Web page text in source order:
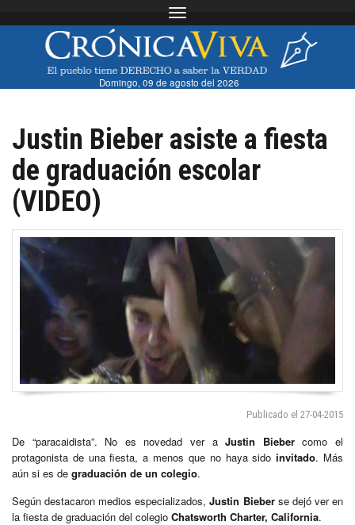
Toggle navigation
Domingo, 09 de agosto del 2026
Justin Bieber asiste a fiesta
de graduación escolar
(VIDEO)
Publicado el 27-04-2015
De “paracaidista”. No es novedad ver aJustin Biebercomo el
protagonista de una fiesta, a menos que no haya sidoinvitado. Más
aún si es de graduación de un colegio.
Según destacaron medios especializados,Justin Bieberse dejó ver en
la fiesta de graduación del colegio Chatsworth Charter, California.